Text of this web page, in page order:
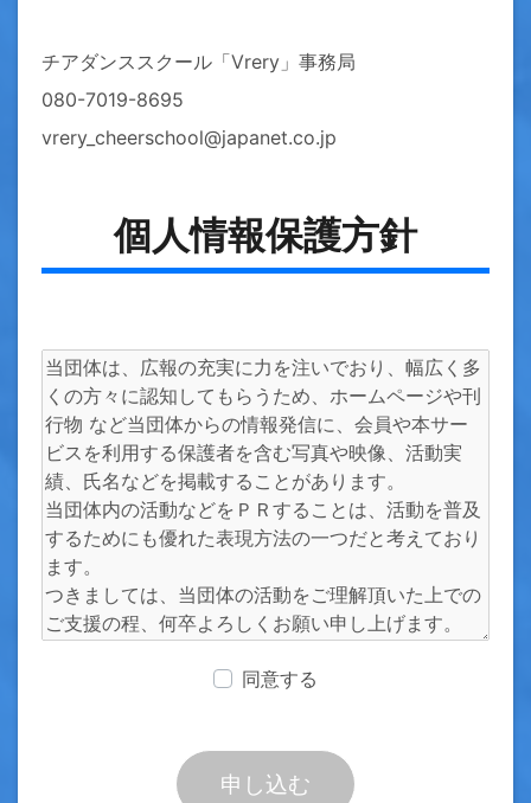
チアダンススクール「Vrery」事務局
080-7019-8695
vrery_cheerschool@japanet.co.jp
個人情報保護方針
同意する
申し込む